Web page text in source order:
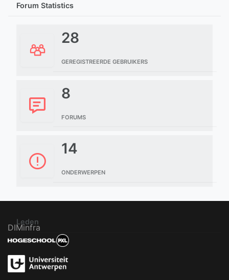
Forum Statistics
28
GEREGISTREERDE GEBRUIKERS
8
FORUMS
14
ONDERWERPEN
Leden
DIMinfra